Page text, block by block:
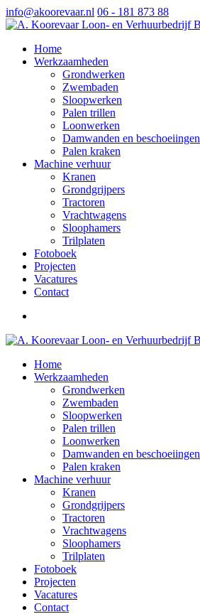
info@akoorevaar.nl 06 - 181 873 88
Home
Werkzaamheden
Grondwerken
Zwembaden
Sloopwerken
Palen trillen
Loonwerken
Damwanden en beschoeiingen
Palen kraken
Machine verhuur
Kranen
Grondgrijpers
Tractoren
Vrachtwagens
Sloophamers
Trilplaten
Fotoboek
Projecten
Vacatures
Contact
Home
Werkzaamheden
Grondwerken
Zwembaden
Sloopwerken
Palen trillen
Loonwerken
Damwanden en beschoeiingen
Palen kraken
Machine verhuur
Kranen
Grondgrijpers
Tractoren
Vrachtwagens
Sloophamers
Trilplaten
Fotoboek
Projecten
Vacatures
Contact